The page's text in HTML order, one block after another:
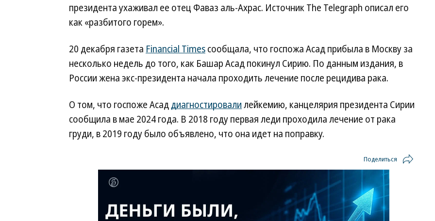
президента ухаживал ее отец Фаваз аль-Ахрас. Источник The Telegraph описал его
как «разбитого горем».
20 декабря газета Financial Timesсообщала, что госпожа Асад прибыла в Москву за
несколько недель до того, как Башар Асад покинул Сирию. По данным издания, в
России жена экс-президента начала проходить лечение после рецидива рака.
О том, что госпоже Асаддиагностировалилейкемию, канцелярия президента Сирии
сообщила в мае 2024 года. В 2018 году первая леди проходила лечение от рака
груди, в 2019 году было объявлено, что она идет на поправку.
Поделиться